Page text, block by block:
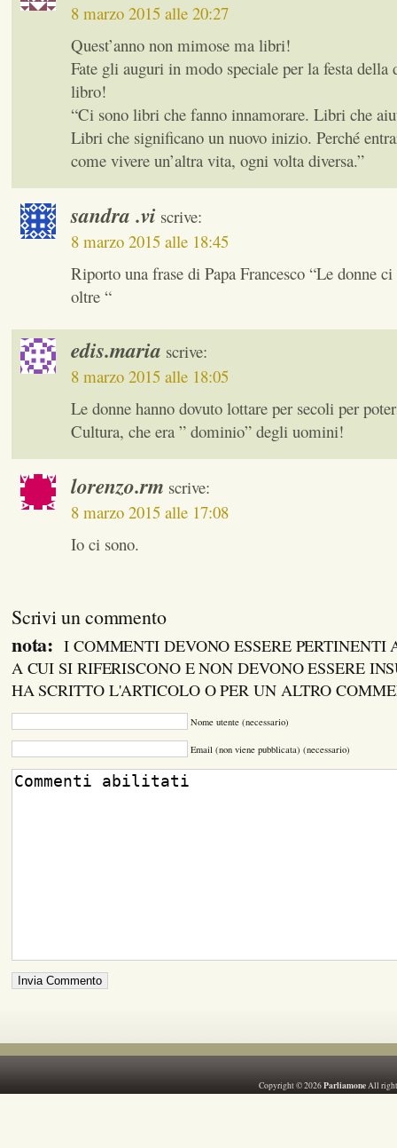
8 marzo 2015 alle 20:27
Quest’anno non mimose ma libri!
Fate gli auguri in modo speciale per la festa
libro!
“Ci sono libri che fanno innamorare. Libri che
Libri che significano un nuovo inizio. Perché
come vivere un’altra vita, ogni volta diversa.”
sandra .vi scrive:
8 marzo 2015 alle 18:45
Riporto una frase di Papa Francesco “Le donne ci
oltre “
edis.maria scrive:
8 marzo 2015 alle 18:05
Le donne hanno dovuto lottare per secoli per
Cultura, che era ” dominio” degli uomini!
lorenzo.rm scrive:
8 marzo 2015 alle 17:08
Io ci sono.
Scrivi un commento
nota:I COMMENTI DEVONO ESSERE PERTINENTI
A CUI SI RIFERISCONO E NON DEVONO ESSERE
HA SCRITTO L'ARTICOLO O PER UN ALTRO
Nome utente (necessario)
Email (non viene pubblicata) (necessario)
Copyright © 2026ParliamoneAll